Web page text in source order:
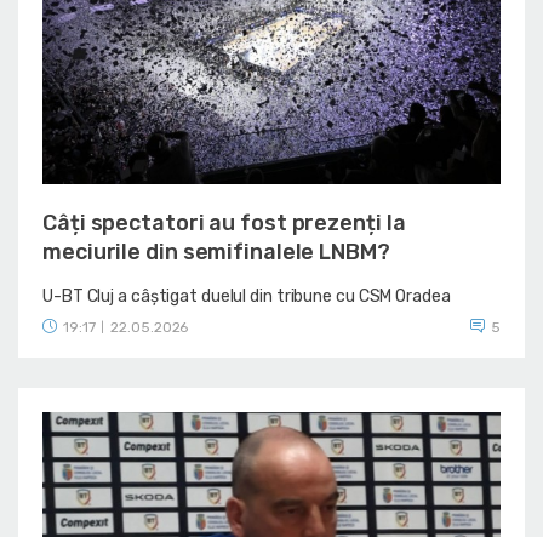
Câți spectatori au fost prezenți la
meciurile din semifinalele LNBM?
U-BT Cluj a câștigat duelul din tribune cu CSM Oradea
19:17 22.05.2026 5